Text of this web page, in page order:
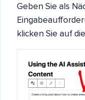
Geben Sie als
klicken Sie auf